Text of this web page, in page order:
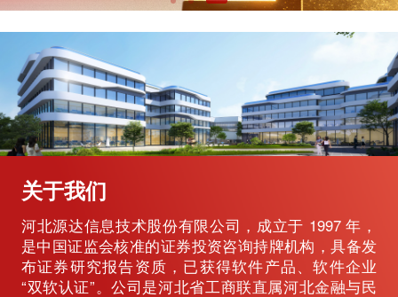
关于我们
河北源达信息技术股份有限公司，成立于 1997 年，
是中国证监会核准的证券投资咨询持牌机构，具备发
布证券研究报告资质，已获得软件产品、软件企业
“双软认证”。公司是河北省工商联直属河北金融与民